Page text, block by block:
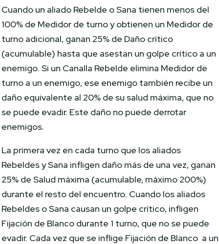
Cuando un aliado Rebelde o Sana tienen menos del
100% de Medidor de turno y obtienen un Medidor de
turno adicional, ganan 25% de Daño crítico
(acumulable) hasta que asestan un golpe crítico a un
enemigo. Si un Canalla Rebelde elimina Medidor de
turno a un enemigo, ese enemigo también recibe un
daño equivalente al 20% de su salud máxima, que no
se puede evadir. Este daño no puede derrotar
enemigos.
La primera vez en cada turno que los aliados
Rebeldes y Sana infligen daño más de una vez, ganan
25% de Salud máxima (acumulable, máximo 200%)
durante el resto del encuentro. Cuando los aliados
Rebeldes o Sana causan un golpe crítico, infligen
Fijación de Blanco durante 1 turno, que no se puede
evadir. Cada vez que se inflige Fijación de Blanco a un